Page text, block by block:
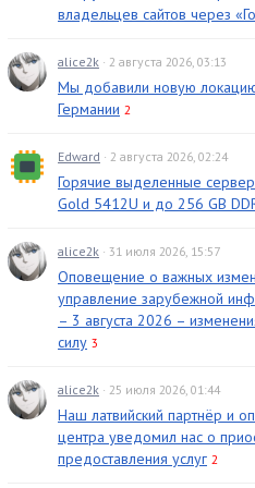
владельцев сайтов через
alice2k · 2 августа 2026, 03:13
Мы добавили новую
Германии 2
Edward · 2 августа 2026, 02:24
Горячие выделенные
Gold 5412U и до 256 GB
alice2k · 31 июля 2026, 15:57
Оповещение о важных
управление зарубежной
– 3 августа 2026 –
силу 3
alice2k · 25 июля 2026, 01:44
Наш латвийский партнёр и
центра уведомил нас о
предоставления услуг 2